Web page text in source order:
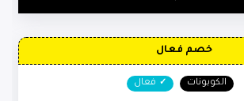
خصم فعال
الكوبونات فعال